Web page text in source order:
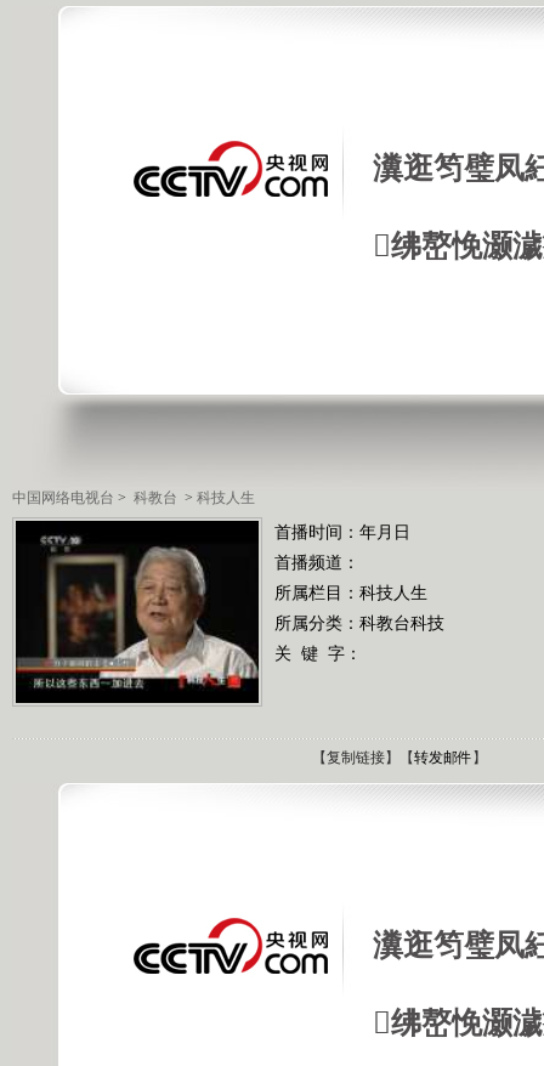
瀵逛笉璧凤
绋嶅悗灏
中国网络电视台 > 科教台 > 科技人生
首播时间：年月日
首播频道：
所属栏目： 科技人生
所属分类：科教台科技
关 键 字：
【复制链接】【转发邮件 】
瀵逛笉璧凤
绋嶅悗灏